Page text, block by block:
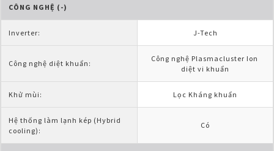
CÔNG NGHỆ (-)
Inverter: J-Tech
Công nghệ diệt khuẩn:
Công nghệ Plasmacluster Ion
diệt vi khuẩn
Khử mùi: Lọc Kháng khuẩn
Hệ thống làm lạnh kép (Hybrid
cooling):
Có